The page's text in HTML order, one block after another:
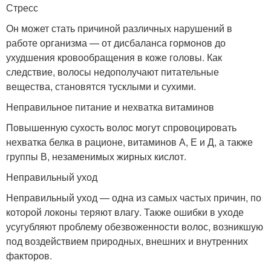
Стресс
Он может стать причиной различных нарушений в
работе организма — от дисбаланса гормонов до
ухудшения кровообращения в коже головы. Как
следствие, волосы недополучают питательные
вещества, становятся тусклыми и сухими.
Неправильное питание и нехватка витаминов
Повышенную сухость волос могут спровоцировать
нехватка белка в рационе, витаминов А, Е и Д, а также
группы В, незаменимых жирных кислот.
Неправильный уход
Неправильный уход — одна из самых частых причин, по
которой локоны теряют влагу. Также ошибки в уходе
усугубляют проблему обезвоженности волос, возникшую
под воздействием природных, внешних и внутренних
факторов.